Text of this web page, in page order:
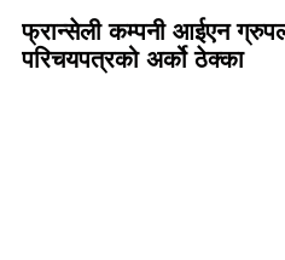
फ्रान्सेली कम्पनी आईएन
परिचयपत्रको अर्को ठेक्का